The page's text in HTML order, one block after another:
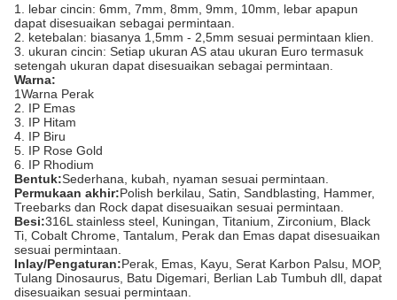
1. lebar cincin: 6mm, 7mm, 8mm, 9mm, 10mm, lebar apapun
dapat disesuaikan sebagai permintaan.
2. ketebalan: biasanya 1,5mm - 2,5mm sesuai permintaan klien.
3. ukuran cincin: Setiap ukuran AS atau ukuran Euro termasuk
setengah ukuran dapat disesuaikan sebagai permintaan.
Warna:
1Warna Perak
2. IP Emas
3. IP Hitam
4. IP Biru
5. IP Rose Gold
6. IP Rhodium
Bentuk:Sederhana, kubah, nyaman sesuai permintaan.
Permukaan akhir:Polish berkilau, Satin, Sandblasting, Hammer,
Treebarks dan Rock dapat disesuaikan sesuai permintaan.
Besi:316L stainless steel, Kuningan, Titanium, Zirconium, Black
Ti, Cobalt Chrome, Tantalum, Perak dan Emas dapat disesuaikan
sesuai permintaan.
Inlay/Pengaturan:Perak, Emas, Kayu, Serat Karbon Palsu, MOP,
Tulang Dinosaurus, Batu Digemari, Berlian Lab Tumbuh dll, dapat
disesuaikan sesuai permintaan.